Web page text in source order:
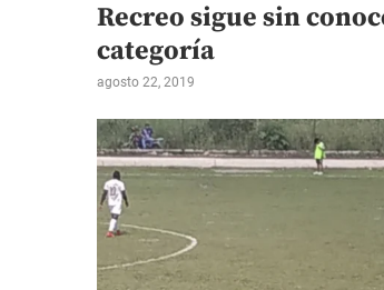
Recreo sigue sin
categoría
agosto 22, 2019